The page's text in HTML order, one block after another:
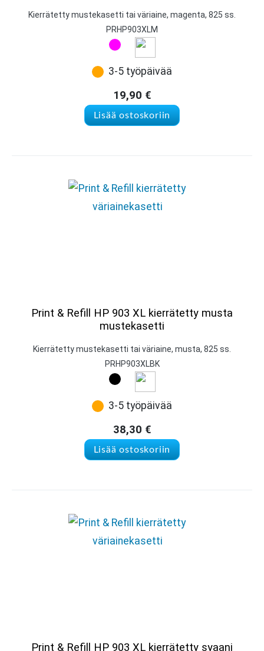
Kierrätetty mustekasetti tai väriaine, magenta, 825 ss.
PRHP903XLM
3-5 työpäivää
19,90 €
Lisää ostoskoriin
Print & Refill HP 903 XL kierrätetty musta
mustekasetti
Kierrätetty mustekasetti tai väriaine, musta, 825 ss.
PRHP903XLBK
3-5 työpäivää
38,30 €
Lisää ostoskoriin
Print & Refill HP 903 XL kierrätetty syaani